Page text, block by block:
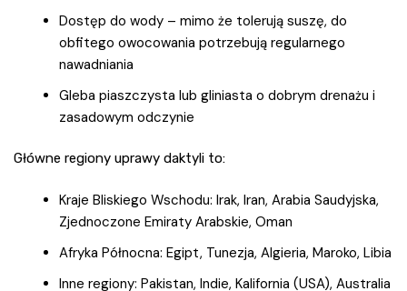
Dostęp do wody – mimo że tolerują suszę, do
obfitego owocowania potrzebują regularnego
nawadniania
Gleba piaszczysta lub gliniasta o dobrym drenażu i
zasadowym odczynie
Główne regiony uprawy daktyli to:
Kraje Bliskiego Wschodu: Irak, Iran, Arabia Saudyjska,
Zjednoczone Emiraty Arabskie, Oman
Afryka Północna: Egipt, Tunezja, Algieria, Maroko, Libia
Inne regiony: Pakistan, Indie, Kalifornia (USA), Australia